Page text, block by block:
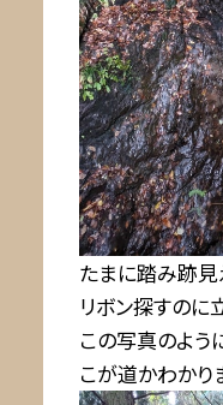
たまに踏み跡見
リボン探すのに
この写真のよう
こが道かわか